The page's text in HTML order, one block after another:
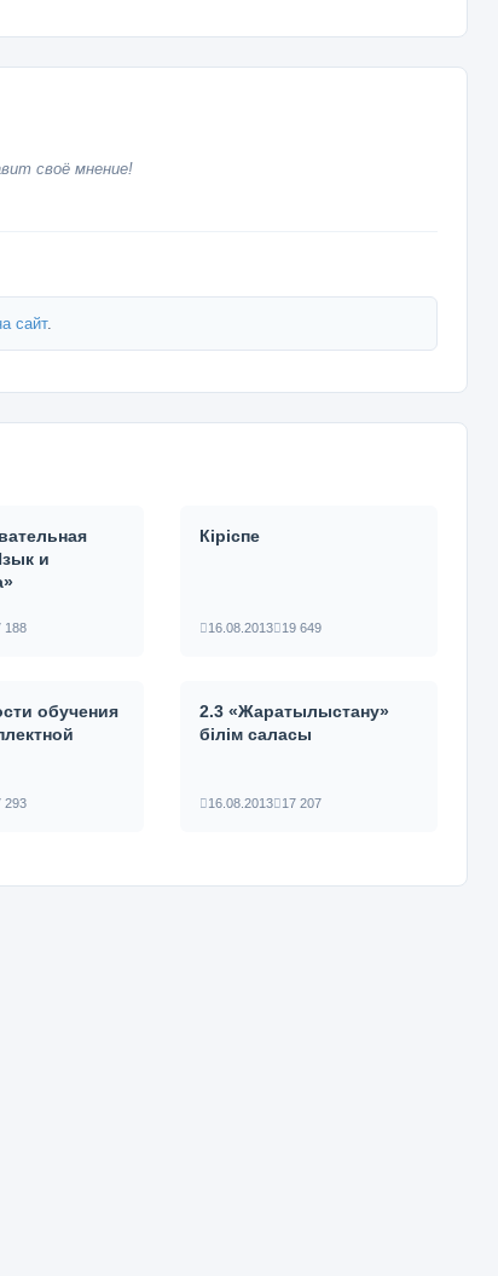
своё мнение!
сайт.
и
188
Кіріспе
16.08.2013 19 649
обучения
293
2.3 «Жаратылыстану»
білім саласы
16.08.2013 17 207